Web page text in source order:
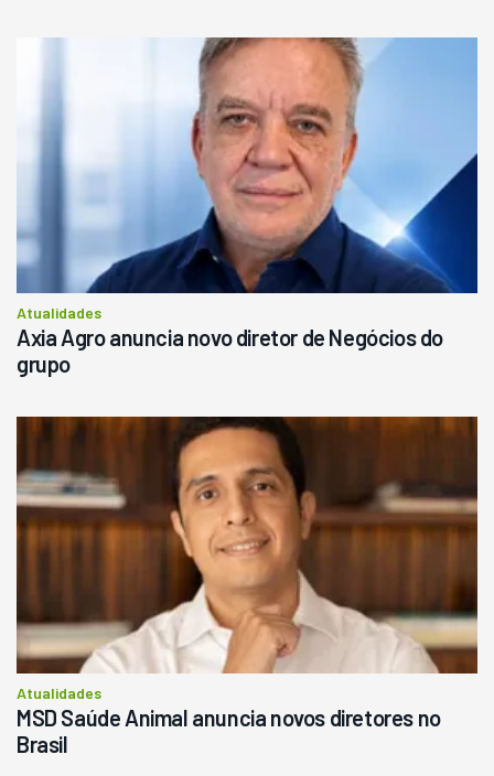
Atualidades
Axia Agro anuncia novo diretor de Negócios do
grupo
Atualidades
MSD Saúde Animal anuncia novos diretores no
Brasil